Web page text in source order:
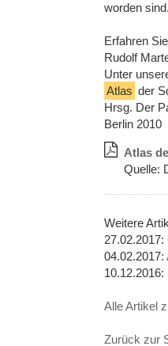
worden sind.
Erfahren
Rudolf
Unter
Atlas der
Hrsg. Der
Berlin 2010
Atlas
Quelle:
Weitere
27.02.2017:
04.02.2017:
10.12.2016:
Alle Artikel
Zurück zur